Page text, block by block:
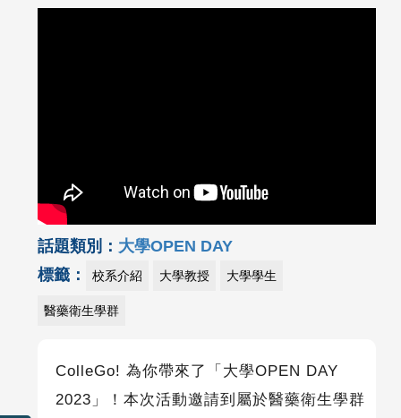
話題類別： 大學OPEN DAY
標籤：
校系介紹 大學教授 大學學生
醫藥衛生學群
ColleGo! 為你帶來了「大學OPEN DAY
2023」！本次活動邀請到屬於醫藥衛生學群